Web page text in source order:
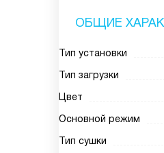
ОБЩИЕ
Тип установки
Тип загрузки
Цвет
Основной режим
Тип сушки